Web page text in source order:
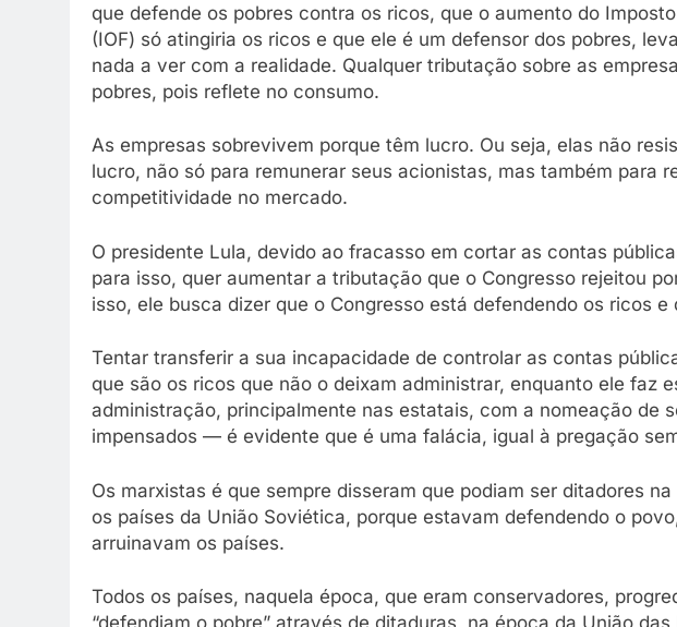
que defende os pobres contra os ricos, que o aumento do
(IOF) só atingiria os ricos e que ele é um defensor dos pobres,
nada a ver com a realidade. Qualquer tributação sobre as
pobres, pois reflete no consumo.
As empresas sobrevivem porque têm lucro. Ou seja, elas não
lucro, não só para remunerar seus acionistas, mas também para
competitividade no mercado.
O presidente Lula, devido ao fracasso em cortar as contas
para isso, quer aumentar a tributação que o Congresso rejeitou
isso, ele busca dizer que o Congresso está defendendo os ricos e
Tentar transferir a sua incapacidade de controlar as contas
que são os ricos que não o deixam administrar, enquanto ele faz
administração, principalmente nas estatais, com a nomeação de
impensados — é evidente que é uma falácia, igual à pregação
Os marxistas é que sempre disseram que podiam ser ditadores
os países da União Soviética, porque estavam defendendo o
arruinavam os países.
Todos os países, naquela época, que eram conservadores,